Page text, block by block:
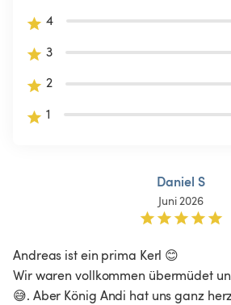
4
3
2
1
Daniel S
Juni 2026
Andreas ist ein prima Kerl 😊
Wir waren vollkommen übermüdet
😅. Aber König Andi hat uns ganz